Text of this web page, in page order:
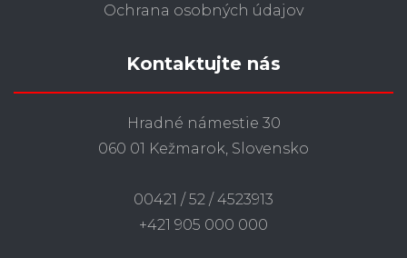
Ochrana osobných údajov
Kontaktujte nás
Hradné námestie 30
060 01 Kežmarok, Slovensko
00421 / 52 / 4523913
+421 905 000 000